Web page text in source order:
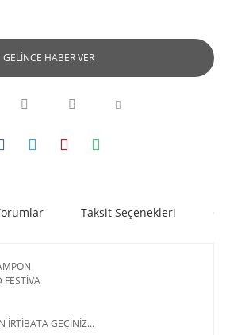
GELİNCE HABER VER
Taksit Seçenekleri
FESTİVA
İRTİBATA GEÇİNİZ...